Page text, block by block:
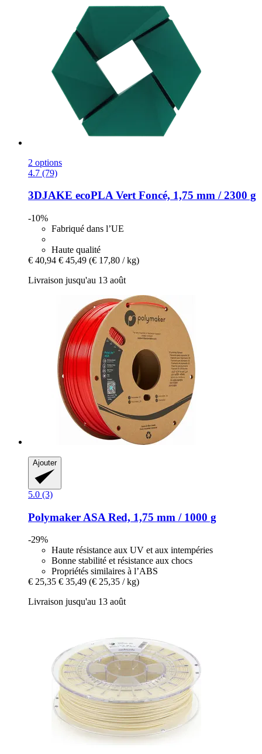
2 options
4.7 (79)
3DJAKE ecoPLA Vert Foncé, 1,75 mm / 2300 g
-10%
Fabriqué dans l’UE
Haute qualité
€ 40,94 € 45,49 (€ 17,80 / kg)
Livraison jusqu'au 13 août
Ajouter
5.0 (3)
Polymaker ASA Red, 1,75 mm / 1000 g
-29%
Haute résistance aux UV et aux intempéries
Bonne stabilité et résistance aux chocs
Propriétés similaires à l’ABS
€ 25,35 € 35,49 (€ 25,35 / kg)
Livraison jusqu'au 13 août